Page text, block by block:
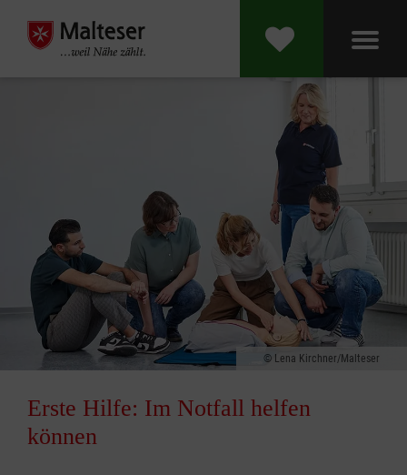
Lena Kirchner/Malteser
Erste Hilfe: Im Notfall helfen
können